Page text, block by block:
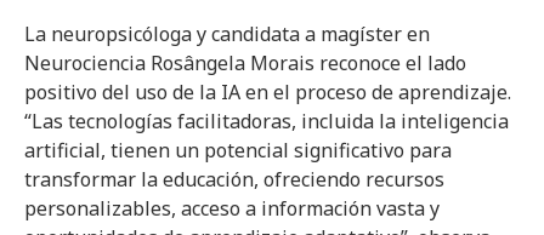
La neuropsicóloga y candidata a magíster en
Neurociencia Rosângela Morais reconoce el lado
positivo del uso de la IA en el proceso de aprendizaje.
“Las tecnologías facilitadoras, incluida la inteligencia
artificial, tienen un potencial significativo para
transformar la educación, ofreciendo recursos
personalizables, acceso a información vasta y